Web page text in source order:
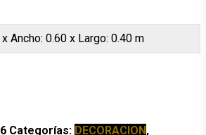
Ancho: 0.60 x Largo: 0.40 m
Categorías: DECORACION ,